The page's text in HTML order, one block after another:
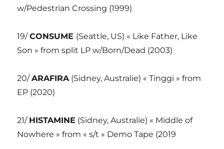
w/Pedestrian Crossing (1999)
19/CONSUME (Seattle, US) « Like Father, Like
Son » from split LP w/Born/Dead (2003)
20/ARAFIRA(Sidney, Australie) « Tinggi » from
EP (2020)
21/ HISTAMINE (Sidney, Australie) « Middle of
Nowhere » from « s/t » Demo Tape (2019